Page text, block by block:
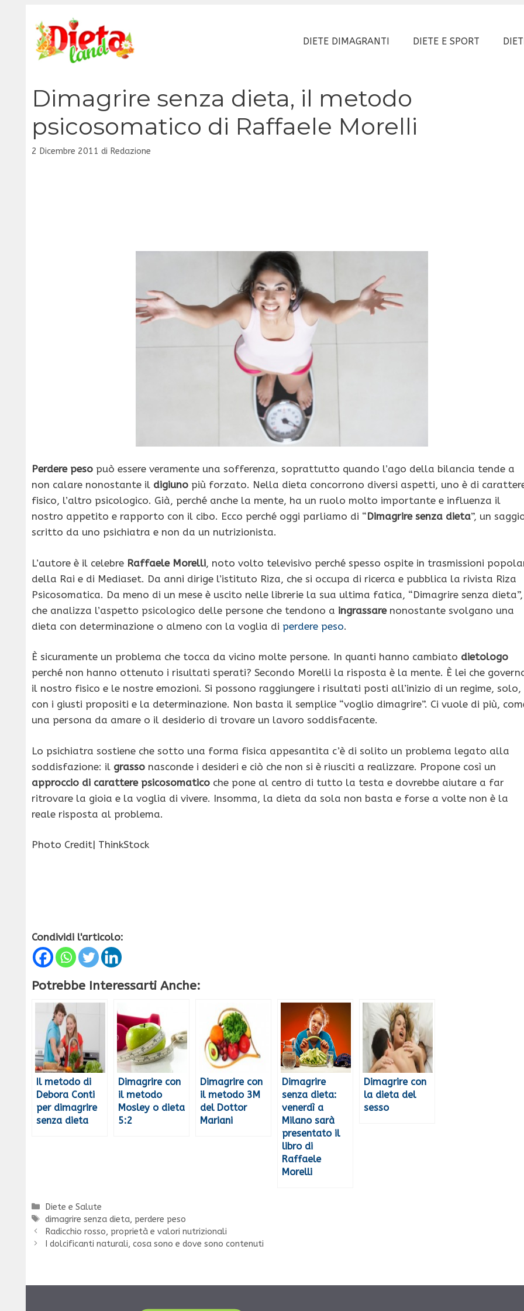
contenuto
DIETE DIMAGRANTI DIETE E SPORT
Dimagrire senza dieta, il metodo
psicosomatico di Raffaele Morelli
2 Dicembre 2011 di Redazione
Perdere peso può essere veramente una sofferenza, soprattutto quando l’ago della bilancia tende a
non calare nonostante il digiuno più forzato. Nella dieta concorrono diversi aspetti, uno è di
fisico, l’altro psicologico. Già, perché anche la mente, ha un ruolo molto importante e influenza il
nostro appetito e rapporto con il cibo. Ecco perché oggi parliamo di “Dimagrire senza dieta”, un
scritto da uno psichiatra e non da un nutrizionista.
L’autore è il celebre Raffaele Morelli, noto volto televisivo perché spesso ospite in trasmissioni
della Rai e di Mediaset. Da anni dirige l’istituto Riza, che si occupa di ricerca e pubblica la rivista Riza
Psicosomatica. Da meno di un mese è uscito nelle librerie la sua ultima fatica, “Dimagrire senza dieta”,
che analizza l’aspetto psicologico delle persone che tendono a ingrassare nonostante svolgano una
dieta con determinazione o almeno con la voglia di perdere peso.
È sicuramente un problema che tocca da vicino molte persone. In quanti hanno cambiato dietologo
perché non hanno ottenuto i risultati sperati? Secondo Morelli la risposta è la mente. È lei che
il nostro fisico e le nostre emozioni. Si possono raggiungere i risultati posti all’inizio di un regime, solo,
con i giusti propositi e la determinazione. Non basta il semplice “voglio dimagrire”. Ci vuole di più,
una persona da amare o il desiderio di trovare un lavoro soddisfacente.
Lo psichiatra sostiene che sotto una forma fisica appesantita c’è di solito un problema legato alla
soddisfazione: il grasso nasconde i desideri e ciò che non si è riusciti a realizzare. Propone così un
approccio di carattere psicosomatico che pone al centro di tutto la testa e dovrebbe aiutare a far
ritrovare la gioia e la voglia di vivere. Insomma, la dieta da sola non basta e forse a volte non è la
reale risposta al problema.
Photo Credit| ThinkStock
Condividi l'articolo:
Potrebbe Interessarti Anche:
Il metodo di
Debora Conti
per dimagrire
senza dieta
Dimagrire con
il metodo
Mosley o dieta
5:2
Dimagrire con
il metodo 3M
del Dottor
Mariani
Dimagrire
senza dieta:
venerdì a
Milano sarà
presentato il
libro di
Raffaele
Morelli
Dimagrire con
la dieta del
sesso
Categorie
Diete e Salute
Tag
dimagrire senza dieta, perdere peso
Radicchio rosso, proprietà e valori nutrizionali
I dolcificanti naturali, cosa sono e dove sono contenuti